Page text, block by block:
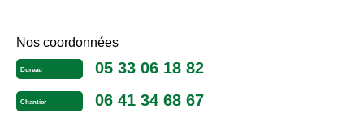
Nos coordonnées
Bureau 05 33 06 18 82
Chantier 06 41 34 68 67